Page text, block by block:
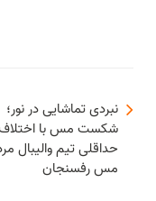
نبردی تماشایی در نور؛
شکست مس با
حداقلی تیم والیبال
مس رفسنجان